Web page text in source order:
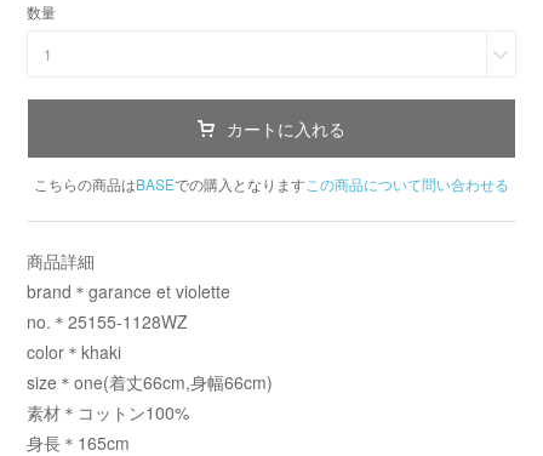
数量
1
カートに入れる
こちらの商品はBASEでの購入となります この商品について問い合わせる
商品詳細
brand＊garance et violette
no.＊25155-1128WZ
color＊khaki
size＊one(着丈66cm,身幅66cm)
素材＊コットン100%
身長＊165cm